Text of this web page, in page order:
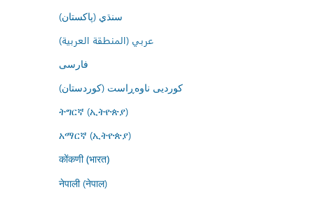
سنڌي (پاکستان)
عربي (المنطقة العربية)
فارسى
کوردیی ناوەڕاست (کوردستان)
ትግርኛ (ኢትዮጵያ)
አማርኛ (ኢትዮጵያ)
कोंकणी (भारत)
नेपाली (नेपाल)